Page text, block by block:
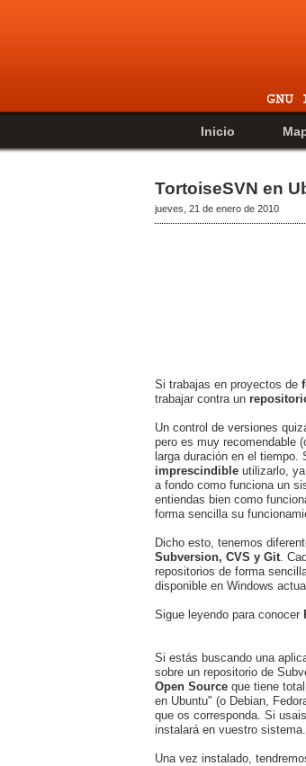
Inicio
TortoiseSVN en
jueves, 21 de enero de 2010
Si trabajas en proyectos de
trabajar contra un
Un control de versiones
pero es muy recomendable
larga duración en el tiempo.
imprescindible utilizarlo,
a fondo como funciona un
entiendas bien como
forma sencilla su
Dicho esto, tenemos
Subversion, CVS y Git .
repositorios de forma
disponible en Windows
Sigue leyendo para conocer
Si estás buscando una
sobre un repositorio de
Open Source que tiene
en Ubuntu" (o Debian,
que os corresponda. Si usais
instalará en vuestro sistema.
Una vez instalado,